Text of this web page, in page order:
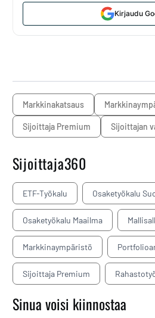
Kirjaudu
markkinakatsaus
Sijoittaja Premium sijoittajan
Sijoittaja360
ETF-Työkalu Osaketyökalu
Osaketyökalu Maailma
Markkinaympäristö
Sijoittaja Premium
Sinua voisi kiinnostaa